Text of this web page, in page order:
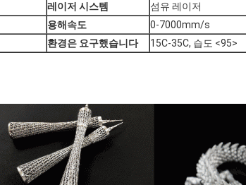
레이저 시스템
섬유 레이저
용해속도
0-7000mm/s
환경은 요구했습니다 15C-35C, 습도 <95>